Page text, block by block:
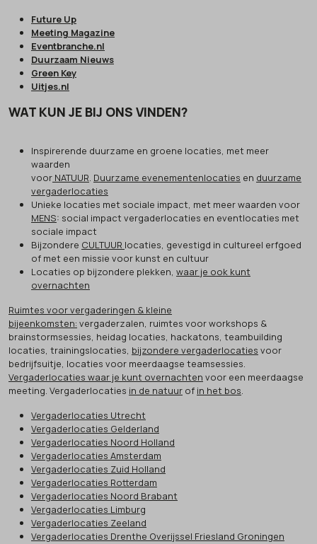
Future Up
Meeting Magazine
Eventbranche.nl
Duurzaam Nieuws
Green Key
Uitjes.nl
WAT KUN JE BIJ ONS VINDEN?
Inspirerende duurzame en groene locaties, met meer
waarden
voor NATUUR. Duurzame evenementenlocaties en duurzame
vergaderlocaties
Unieke locaties met sociale impact, met meer waarden voor
MENS: social impact vergaderlocaties en eventlocaties met
sociale impact
Bijzondere CULTUUR locaties, gevestigd in cultureel erfgoed
of met een missie voor kunst en cultuur
Locaties op bijzondere plekken, waar je ook kunt
overnachten
Ruimtes voor vergaderingen & kleine
bijeenkomsten: vergaderzalen, ruimtes voor workshops &
brainstormsessies, heidag locaties, hackatons, teambuilding
locaties, trainingslocaties, bijzondere vergaderlocaties voor
bedrijfsuitje, locaties voor meerdaagse teamsessies.
Vergaderlocaties waar je kunt overnachten voor een meerdaagse
meeting. Vergaderlocaties in de natuur of in het bos.
Vergaderlocaties Utrecht
Vergaderlocaties Gelderland
Vergaderlocaties Noord Holland
Vergaderlocaties Amsterdam
Vergaderlocaties Zuid Holland
Vergaderlocaties Rotterdam
Vergaderlocaties Noord Brabant
Vergaderlocaties Limburg
Vergaderlocaties Zeeland
Vergaderlocaties Drenthe Overijssel Friesland Groningen